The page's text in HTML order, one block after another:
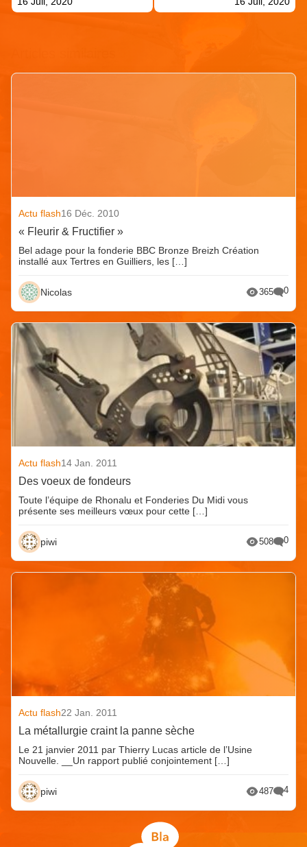
Actu flash16 Déc. 2010
« Fleurir & Fructifier »
Bel adage pour la fonderie BBC Bronze Breizh Création
installé aux Tertres en Guilliers, les […]
Nicolas 365 0
Actu flash14 Jan. 2011
Des voeux de fondeurs
Toute l’équipe de Rhonalu et Fonderies Du Midi vous
présente ses meilleurs vœux pour cette […]
piwi 508 0
Actu flash22 Jan. 2011
La métallurgie craint la panne sèche
Le 21 janvier 2011 par Thierry Lucas article de l’Usine
Nouvelle. __Un rapport publié conjointement […]
piwi 487 4